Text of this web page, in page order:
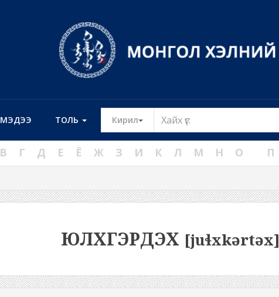
МЭДЭЭ ТОЛЬ Кирил Toggle Dropdown
В Г Д Е Ё Ж З И К Л М Н О П
ЮЛХГЭРДЭХ [juɬxkərtəx]